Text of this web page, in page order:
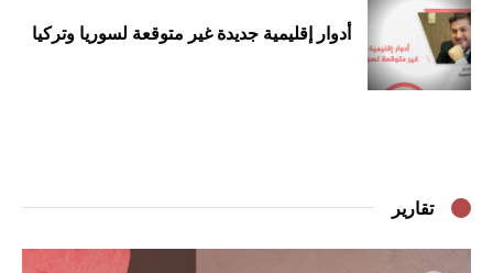
أدوار إقليمية جديدة غير متوقعة لسوريا وتركيا
تقارير